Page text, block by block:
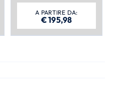
A PARTIRE DA:
€195,98